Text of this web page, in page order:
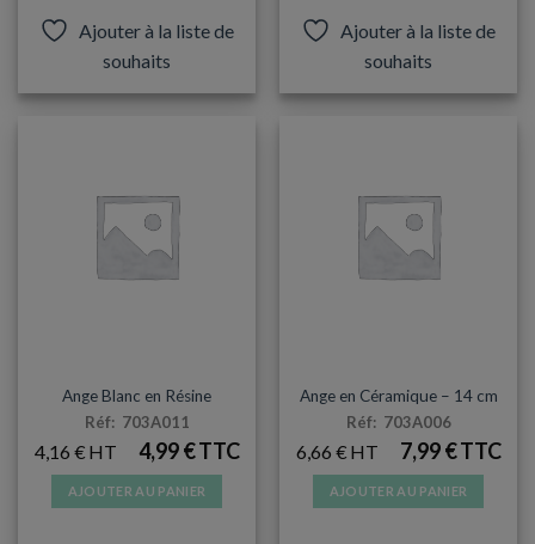
a
plusieurs
variations.
être
choisies
sur
Ajouter à la liste de
souhaits
Ajouter à la liste de
souhaits
Ange Blanc en Résine
Réf: 703A011
4,16 € 4,99€
AJOUTER AU PANIER
Ange en Céramique – 14 cm
Réf: 703A006
6,66 € 7,99€
AJOUTER AU PANIER